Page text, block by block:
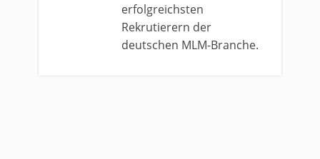
erfolgreichsten
Rekrutierern der
deutschen MLM-Branche.